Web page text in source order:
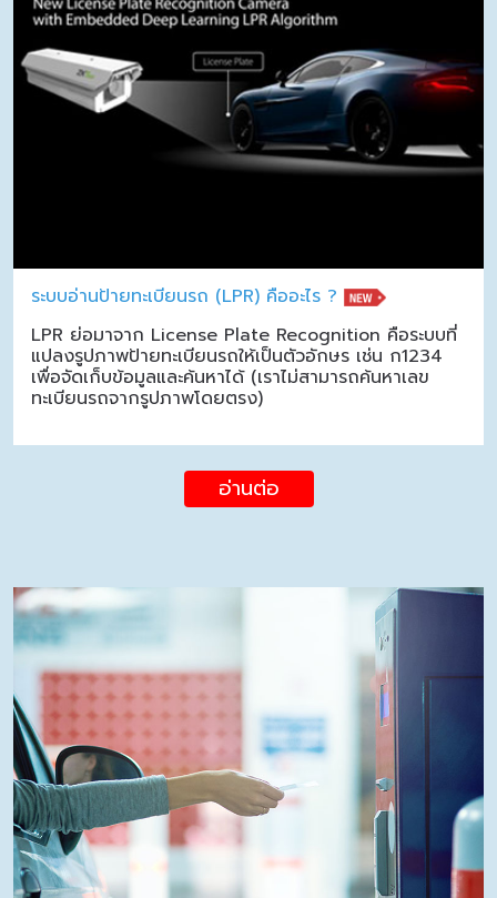
ระบบอ่านป้ายทะเบียนรถ (LPR) คืออะไร ?
LPR ย่อมาจาก License Plate Recognition คือระบบที่
แปลงรูปภาพป้ายทะเบียนรถให้เป็นตัวอักษร เช่น ก1234
เพื่อจัดเก็บข้อมูลและค้นหาได้ (เราไม่สามารถค้นหาเลข
ทะเบียนรถจากรูปภาพโดยตรง)
อ่านต่อ